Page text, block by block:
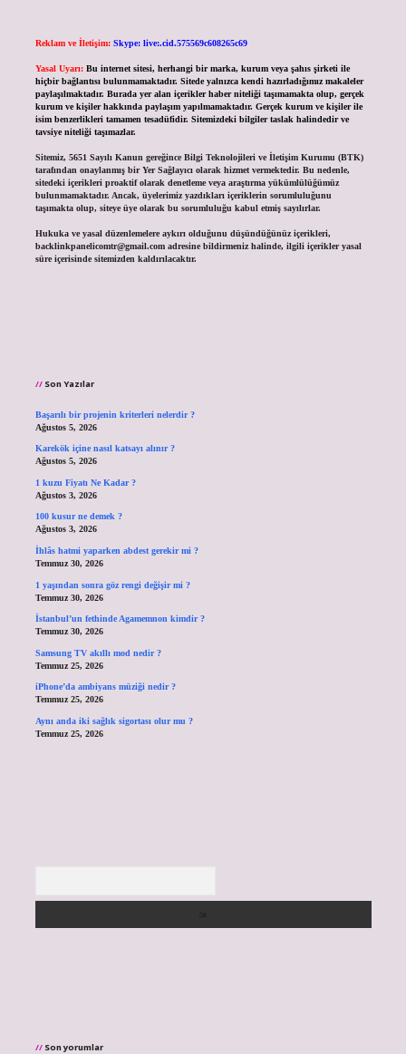
Reklam ve İletişim: Skype: live:.cid.575569c608265c69
Yasal Uyarı: Bu internet sitesi, herhangi bir marka, kurum veya şahıs şirketi ile
hiçbir bağlantısı bulunmamaktadır. Sitede yalnızca kendi hazırladığımız makaleler
paylaşılmaktadır. Burada yer alan içerikler haber niteliği taşımamakta olup, gerçek
kurum ve kişiler hakkında paylaşım yapılmamaktadır. Gerçek kurum ve kişiler ile
isim benzerlikleri tamamen tesadüfidir. Sitemizdeki bilgiler taslak halindedir ve
tavsiye niteliği taşımazlar.
Sitemiz, 5651 Sayılı Kanun gereğince Bilgi Teknolojileri ve İletişim Kurumu (BTK)
tarafından onaylanmış bir Yer Sağlayıcı olarak hizmet vermektedir. Bu nedenle,
sitedeki içerikleri proaktif olarak denetleme veya araştırma yükümlülüğümüz
bulunmamaktadır. Ancak, üyelerimiz yazdıkları içeriklerin sorumluluğunu
taşımakta olup, siteye üye olarak bu sorumluluğu kabul etmiş sayılırlar.
Hukuka ve yasal düzenlemelere aykırı olduğunu düşündüğünüz içerikleri,
backlinkpanelicomtr@gmail.comadresine bildirmeniz halinde, ilgili içerikler yasal
süre içerisinde sitemizden kaldırılacaktır.
Son Yazılar
Başarılı bir projenin kriterleri nelerdir ?
Ağustos 5, 2026
Karekök içine nasıl katsayı alınır ?
Ağustos 5, 2026
1 kuzu Fiyatı Ne Kadar ?
Ağustos 3, 2026
100 kusur ne demek ?
Ağustos 3, 2026
İhlâs hatmi yaparken abdest gerekir mi ?
Temmuz 30, 2026
1 yaşından sonra göz rengi değişir mi ?
Temmuz 30, 2026
İstanbul’un fethinde Agamemnon kimdir ?
Temmuz 30, 2026
Samsung TV akıllı mod nedir ?
Temmuz 25, 2026
iPhone’da ambiyans müziği nedir ?
Temmuz 25, 2026
Aynı anda iki sağlık sigortası olur mu ?
Temmuz 25, 2026
Son yorumlar